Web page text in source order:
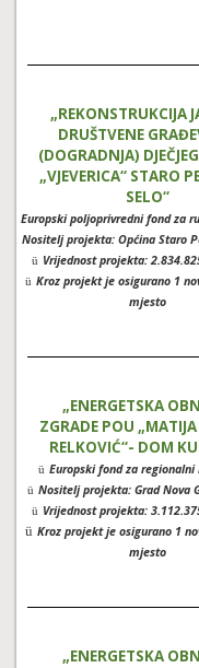
„REKONSTRUKCIJA
DRUŠTVENE
(DOGRADNJA)
„VJEVERICA“ STARO
SELO“
Europski poljoprivredni fond za
Nositelj projekta: Općina Staro
ü Vrijednost projekta:
ü Kroz projekt je osigurano 1
mjesto
„ENERGETSKA
ZGRADE POU
RELKOVIĆ“- DOM
ü Europski fond za regionalni
ü Nositelj projekta: Grad Nova
ü Vrijednost projekta:
ü Kroz projekt je osigurano 1
mjesto
„ENERGETSKA